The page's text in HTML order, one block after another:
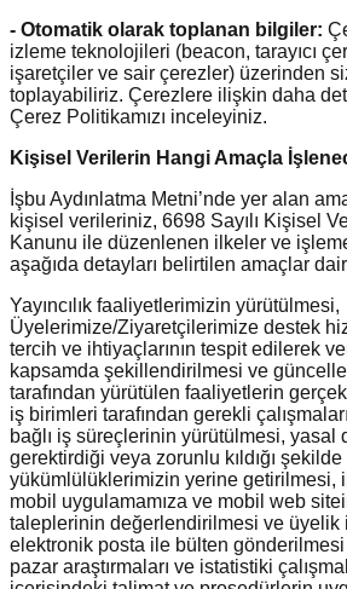
- Otomatik olarak toplanan bilgiler:
izleme teknolojileri (beacon, tarayıcı
işaretçiler ve sair çerezler) üzerinden
toplayabiliriz. Çerezlere ilişkin daha
Çerez Politikamızı inceleyiniz.
Kişisel Verilerin Hangi Amaçla
İşbu Aydınlatma Metni’nde yer alan
kişisel verileriniz, 6698 Sayılı Kişisel
Kanunu ile düzenlenen ilkeler ve
aşağıda detayları belirtilen amaçlar
Yayıncılık faaliyetlerimizin yürütülmesi,
Üyelerimize/Ziyaretçilerimize destek
tercih ve ihtiyaçlarının tespit edilerek
kapsamda şekillendirilmesi ve
tarafından yürütülen faaliyetlerin
iş birimleri tarafından gerekli
bağlı iş süreçlerinin yürütülmesi, yasal
gerektirdiği veya zorunlu kıldığı
yükümlülüklerimizin yerine getirilmesi,
mobil uygulamamıza ve mobil web
taleplerinin değerlendirilmesi ve üyelik
elektronik posta ile bülten gönderilmesi
pazar araştırmaları ve istatistiki